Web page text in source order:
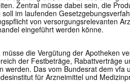
Zentral müsse dabei sein, die
im laufenden
von versorgungsrelevanten
eingeführt werden könne.
die Vergütung der Apotheken
der Festbeträge, Rabattverträge
werden. Das vom Bundesrat dem vfa
für Arzneimittel und